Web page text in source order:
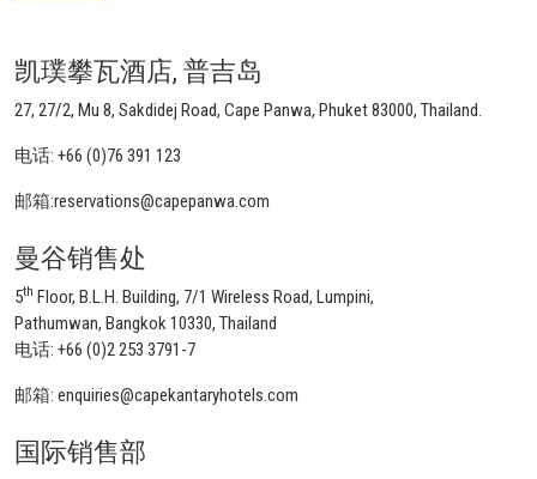
凯璞攀瓦酒店, 普吉岛
27, 27/2, Mu 8, Sakdidej Road, Cape Panwa, Phuket 83000, Thailand.
电话: +66 (0)76 391 123
邮箱:reservations@capepanwa.com
曼谷销售处
5th Floor, B.L.H. Building, 7/1 Wireless Road, Lumpini,
Pathumwan, Bangkok 10330, Thailand
电话: +66 (0)2 253 3791-7
邮箱: enquiries@capekantaryhotels.com
国际销售部